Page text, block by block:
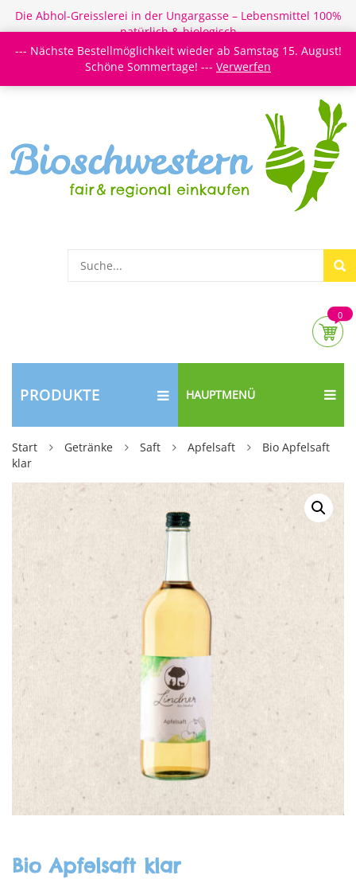
Die Abhol-Greisslerei in der Ungargasse – Lebensmittel 100%
natürlich & biologisch
Login/Register Newsletter Meine Merkzettel
0
PRODUKTE HAUPTMENÜ
Start Getränke Saft Apfelsaft
Bio Apfelsaft
klar
Bio Apfelsaft klar
--- Nächste Bestellmöglichkeit wieder ab Samstag 15. August!
Schöne Sommertage! --- Verwerfen